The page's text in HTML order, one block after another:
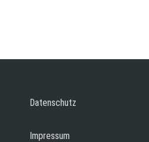
Datenschutz
Impressum